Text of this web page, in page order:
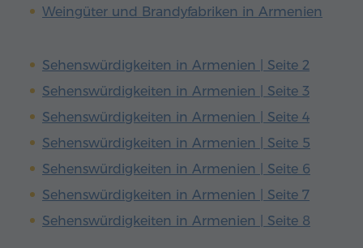
Weingüter und Brandyfabriken in Armenien
Sehenswürdigkeiten in Armenien | Seite 2
Sehenswürdigkeiten in Armenien | Seite 3
Sehenswürdigkeiten in Armenien | Seite 4
Sehenswürdigkeiten in Armenien | Seite 5
Sehenswürdigkeiten in Armenien | Seite 6
Sehenswürdigkeiten in Armenien | Seite 7
Sehenswürdigkeiten in Armenien | Seite 8